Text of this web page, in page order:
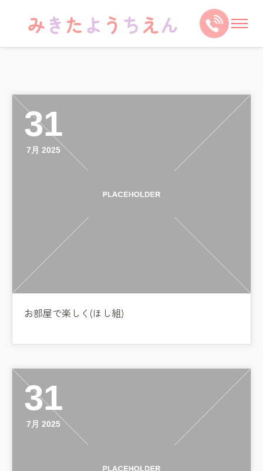
31
7月 2025
お部屋で楽しく(ほし組)
31
7月 2025